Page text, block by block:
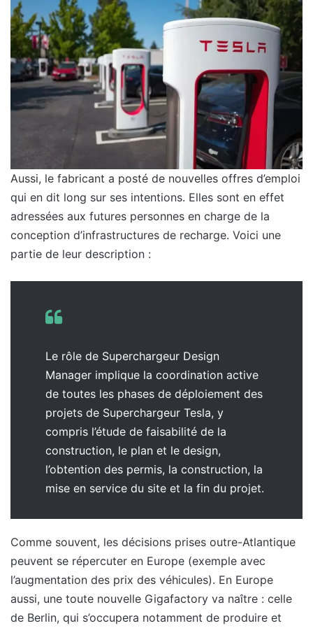
Aussi, le fabricant a posté de nouvelles offres d’emploi
qui en dit long sur ses intentions. Elles sont en effet
adressées aux futures personnes en charge de la
conception d’infrastructures de recharge. Voici une
partie de leur description :
Le rôle de Superchargeur Design
Manager implique la coordination active
de toutes les phases de déploiement des
projets de Superchargeur Tesla, y
compris l’étude de faisabilité de la
construction, le plan et le design,
l’obtention des permis, la construction, la
mise en service du site et la fin du projet.
Comme souvent, les décisions prises outre-Atlantique
peuvent se répercuter en Europe (exemple avec
l’augmentation des prix des véhicules). En Europe
aussi, une toute nouvelle Gigafactory va naître : celle
de Berlin, qui s’occupera notamment de produire et